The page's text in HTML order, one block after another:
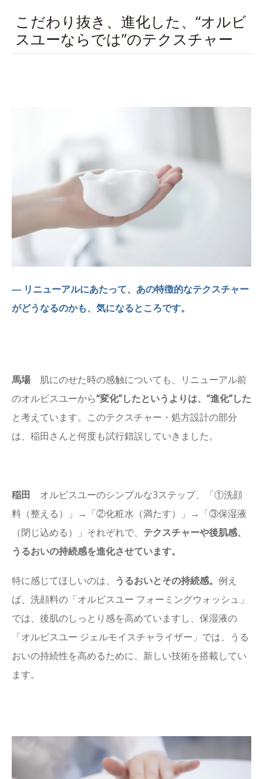
こだわり抜き、進化した、“オルビ
スユーならでは”のテクスチャー
― リニューアルにあたって、あの特徴的なテクスチャー
がどうなるのかも、気になるところです。
馬場 肌にのせた時の感触についても、リニューアル前
のオルビスユーから“変化”したというよりは、“進化”した
と考えています。このテクスチャー・処方設計の部分
は、稲田さんと何度も試行錯誤していきました。
稲田 オルビスユーのシンプルな3ステップ、「①洗顔
料（整える）」→「②化粧水（満たす）」→「③保湿液
（閉じ込める）」それぞれで、 テクスチャーや後肌感、
うるおいの持続感を進化させています。
特に感じてほしいのは、 うるおいとその持続感。 例え
ば、洗顔料の「オルビスユー フォーミングウォッシュ」
では、後肌のしっとり感を高めていますし、保湿液の
「オルビスユー ジェルモイスチャライザー」では、うる
おいの持続性を高めるために、新しい技術を搭載してい
ます。